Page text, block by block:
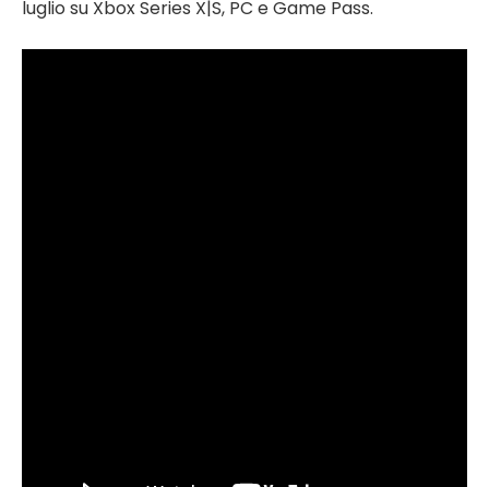
luglio su Xbox Series X|S, PC e Game Pass.